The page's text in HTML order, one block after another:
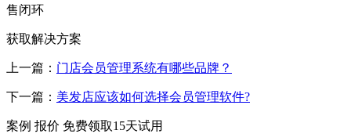
售闭环
获取解决方案
上一篇： 门店会员管理系统有哪些品牌？
下一篇： 美发店应该如何选择会员管理软件?
案例 报价 免费领取15天试用